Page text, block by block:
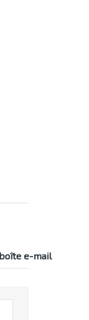
boîte e-mail